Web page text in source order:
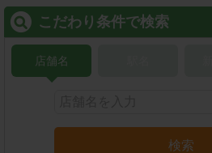
こだわり条件で検索
店舗名
検索